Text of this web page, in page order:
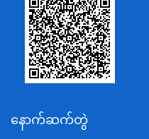
စိုက်ပျိုးရေး၊မွေးမြူရေး
ပို့ဆောင်ရေးနှင့်ဆက်သွယ်ရ
သယံဇာတနှင့်ပတ်ဝန်းကျင်
အလုပ်သမား၊လူဝင်မှုကြီး
နောက်ဆက်တွဲ